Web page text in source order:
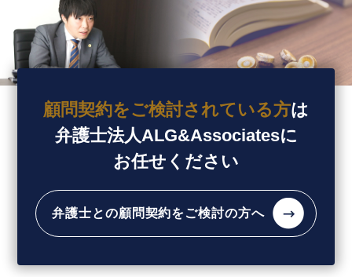
高齢者住宅新聞 2026年7月1日〈発行〉
『全国賃貸住宅新聞』
企業法務担当執行役員・弁護士 家永 勲「弁護士が
解決！！身近な不動産トラブル」第138回『近隣住
民による迷惑行為への法的対応』
全国賃貸住宅新聞 2026年6月8日〈発行〉
『高齢者住宅新聞』
「賃貸人は一切責任を負わない」という特約の有効
性
【タイ】2026年3月号Vol.48
【タイ】2026年2月号Vol.47
2026年2月における法律アップデート
【タイ】2026年1月号Vol.46
2026年1月における法律アップデート
2025年12月における法律アップデート
顧問契約をご検討されている方は
弁護士法人ALG&Associatesに
お任せください
弁護士との顧問契約をご検討の方へ